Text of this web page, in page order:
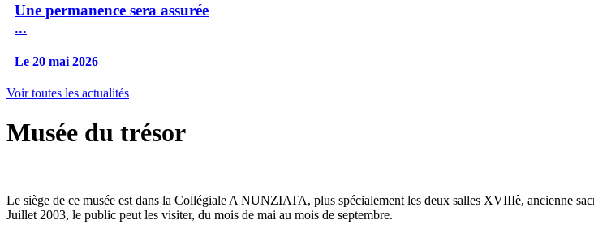
Une permanence sera assurée
...
Le 20 mai 2026
Voir toutes les actualités
Musée du trésor
Le siège de ce musée est dans la Collégiale A NUNZIATA, plus spécialement les deux salles XVIIIè, ancienne
Juillet 2003, le public peut les visiter, du mois de mai au mois de septembre.